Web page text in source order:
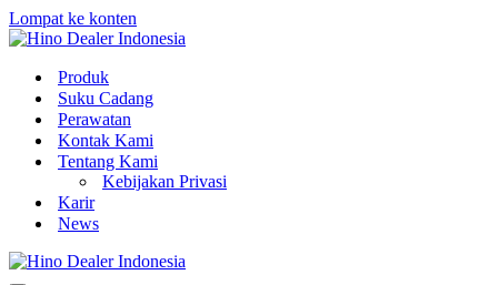
Lompat ke konten
Produk
Suku Cadang
Perawatan
Kontak Kami
Tentang Kami
Kebijakan Privasi
Karir
News